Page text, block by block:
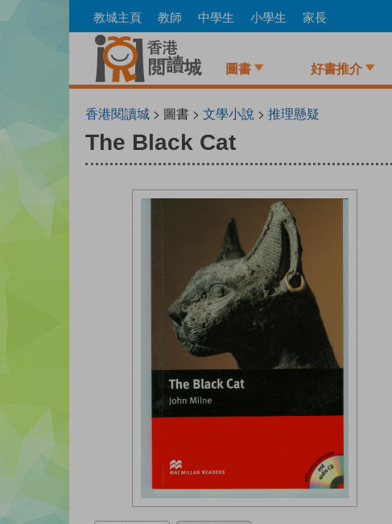
to
教城主頁 教師 中學生 小學生 家長
圖書 好書推介
香港閱讀城> 圖書 > 文學小說 > 推理懸疑
The Black Cat